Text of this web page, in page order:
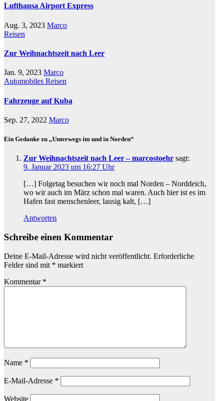
Lufthansa Airport Express
Aug. 3, 2023 Marco
Reisen
Zur Weihnachtszeit nach Leer
Jan. 9, 2023 Marco
Automobiles Reisen
Fahrzeuge auf Kuba
Sep. 27, 2022 Marco
Ein Gedanke zu „Unterwegs im und in Norden“
Zur Weihnachtszeit nach Leer – marcostoehr sagt:
9. Januar 2023 um 16:27 Uhr
[…] Folgetag besuchen wir noch mal Norden – Norddeich,
wo wir auch im März schon mal waren. Auch hier ist es im
Hafen fast menschenleer, lausig kalt, […]
Antworten
Schreibe einen Kommentar
Deine E-Mail-Adresse wird nicht veröffentlicht. Erforderliche
Felder sind mit * markiert
Kommentar *
Name *
E-Mail-Adresse *
Website